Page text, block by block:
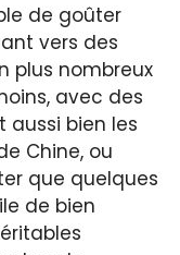
de goûter
vers des
plus nombreux
avec des
bien les
Chine, ou
que quelques
de bien